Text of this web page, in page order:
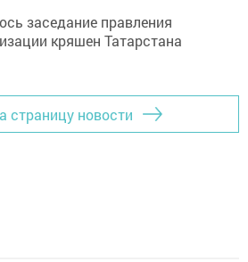
страницу новости